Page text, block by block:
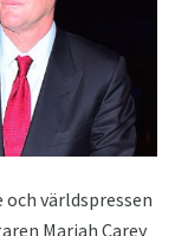
och världspressen
Mariah Carey